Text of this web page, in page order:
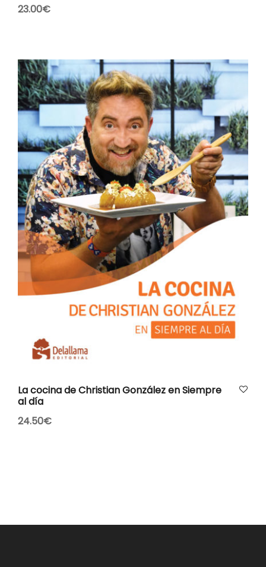
23.00€
La cocina de Christian González en Siempre
al día
24.50€